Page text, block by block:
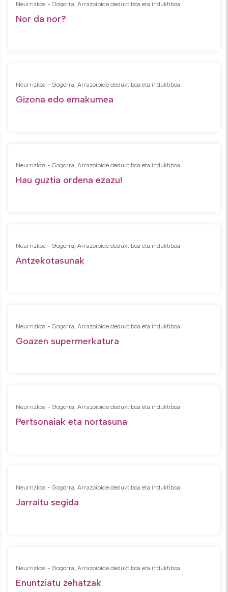
Neurrizkoa - Gogorra, Arrazoibide deduktiboa eta induktiboa
Nor da nor?
Neurrizkoa - Gogorra, Arrazoibide deduktiboa eta induktiboa
Gizona edo emakumea
Neurrizkoa - Gogorra, Arrazoibide deduktiboa eta induktiboa
Hau guztia ordena ezazu!
Neurrizkoa - Gogorra, Arrazoibide deduktiboa eta induktiboa
Antzekotasunak
Neurrizkoa - Gogorra, Arrazoibide deduktiboa eta induktiboa
Goazen supermerkatura
Neurrizkoa - Gogorra, Arrazoibide deduktiboa eta induktiboa
Pertsonaiak eta nortasuna
Neurrizkoa - Gogorra, Arrazoibide deduktiboa eta induktiboa
Jarraitu segida
Neurrizkoa - Gogorra, Arrazoibide deduktiboa eta induktiboa
Enuntziatu zehatzak